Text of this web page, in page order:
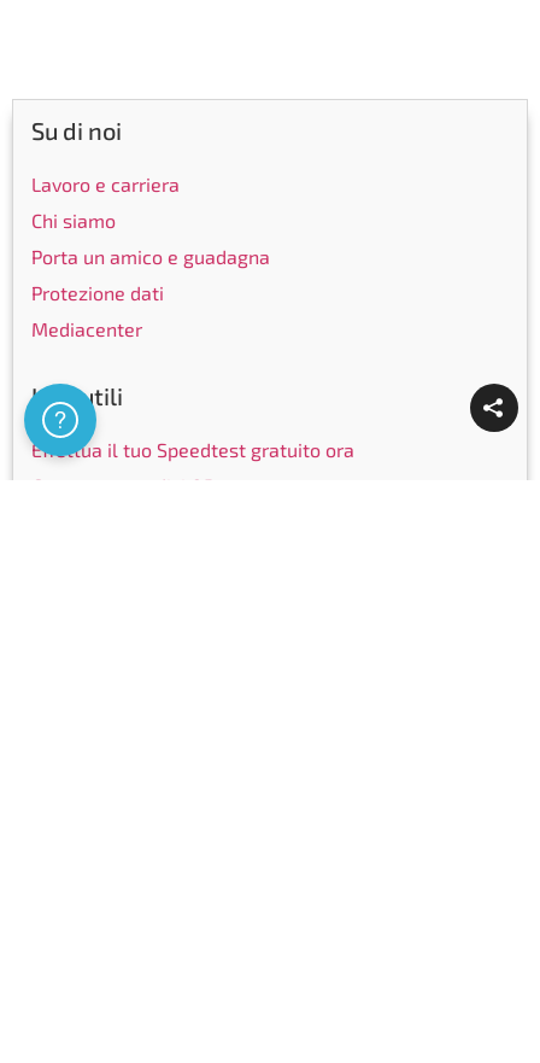
Su di noi
Lavoro e carriera
Chi siamo
Porta un amico e guadagna
Protezione dati
Mediacenter
Link utili
Effettua il tuo Speedtest gratuito ora
Generatore codici QR